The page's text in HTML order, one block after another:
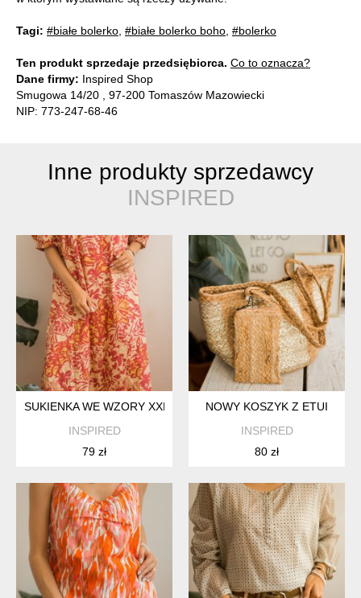
Tagi: #białe bolerko #białe bolerko boho #bolerko
Ten produkt sprzedaje przedsiębiorca. Co to oznacza?
Dane firmy: Inspired Shop
Smugowa 14/20 , 97-200 Tomaszów Mazowiecki
NIP: 773-247-68-46
Inne produkty sprzedawcy
INSPIRED
SUKIENKA WE WZORY XXL
INSPIRED
79 zł
NOWY KOSZYK Z ETUI
INSPIRED
80 zł